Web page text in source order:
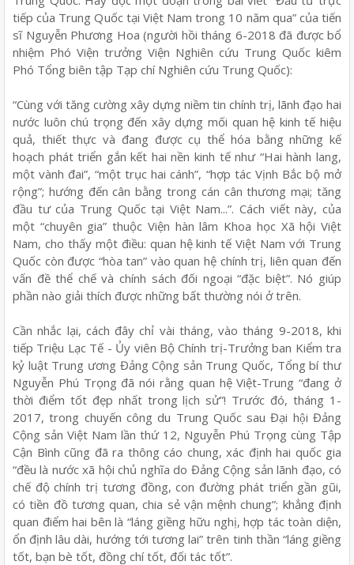
tiếp của Trung Quốc tại Việt Nam trong 10 năm qua” của tiến
sĩ Nguyễn Phương Hoa (người hồi tháng 6-2018 đã được bổ
nhiệm Phó Viện trưởng Viện Nghiên cứu Trung Quốc kiêm
Phó Tổng biên tập Tạp chí Nghiên cứu Trung Quốc):
“Cùng với tăng cường xây dựng niềm tin chính trị, lãnh đạo hai
nước luôn chú trọng đến xây dựng mối quan hệ kinh tế hiệu
quả, thiết thực và đang được cụ thể hóa bằng những kế
hoạch phát triển gắn kết hai nền kinh tế như “Hai hành lang,
một vành đai”, “một trục hai cánh”, “hợp tác Vịnh Bắc bộ mở
rộng”; hướng đến cân bằng trong cán cân thương mại; tăng
đầu tư của Trung Quốc tại Việt Nam...”. Cách viết này, của
một “chuyên gia” thuộc Viện hàn lâm Khoa học Xã hội Việt
Nam, cho thấy một điều: quan hệ kinh tế Việt Nam với Trung
Quốc còn được “hòa tan” vào quan hệ chính trị, liên quan đến
vấn đề thể chế và chính sách đối ngoại “đặc biệt”. Nó giúp
phần nào giải thích được những bất thường nói ở trên.
Cần nhắc lại, cách đây chỉ vài tháng, vào tháng 9-2018, khi
tiếp Triệu Lạc Tế - Ủy viên Bộ Chính trị-Trưởng ban Kiểm tra
kỷ luật Trung ương Đảng Cộng sản Trung Quốc, Tổng bí thư
Nguyễn Phú Trọng đã nói rằng quan hệ Việt-Trung “đang ở
thời điểm tốt đẹp nhất trong lịch sử”! Trước đó, tháng 1-
2017, trong chuyến công du Trung Quốc sau Đại hội Đảng
Cộng sản Việt Nam lần thứ 12, Nguyễn Phú Trọng cùng Tập
Cận Bình cũng đã ra thông cáo chung, xác định hai quốc gia
“đều là nước xã hội chủ nghĩa do Đảng Cộng sản lãnh đạo, có
chế độ chính trị tương đồng, con đường phát triển gần gũi,
có tiền đồ tương quan, chia sẻ vận mệnh chung”; khẳng định
quan điểm hai bên là “láng giềng hữu nghị, hợp tác toàn diện,
ổn định lâu dài, hướng tới tương lai” trên tinh thần “láng giềng
tốt, bạn bè tốt, đồng chí tốt, đối tác tốt”.